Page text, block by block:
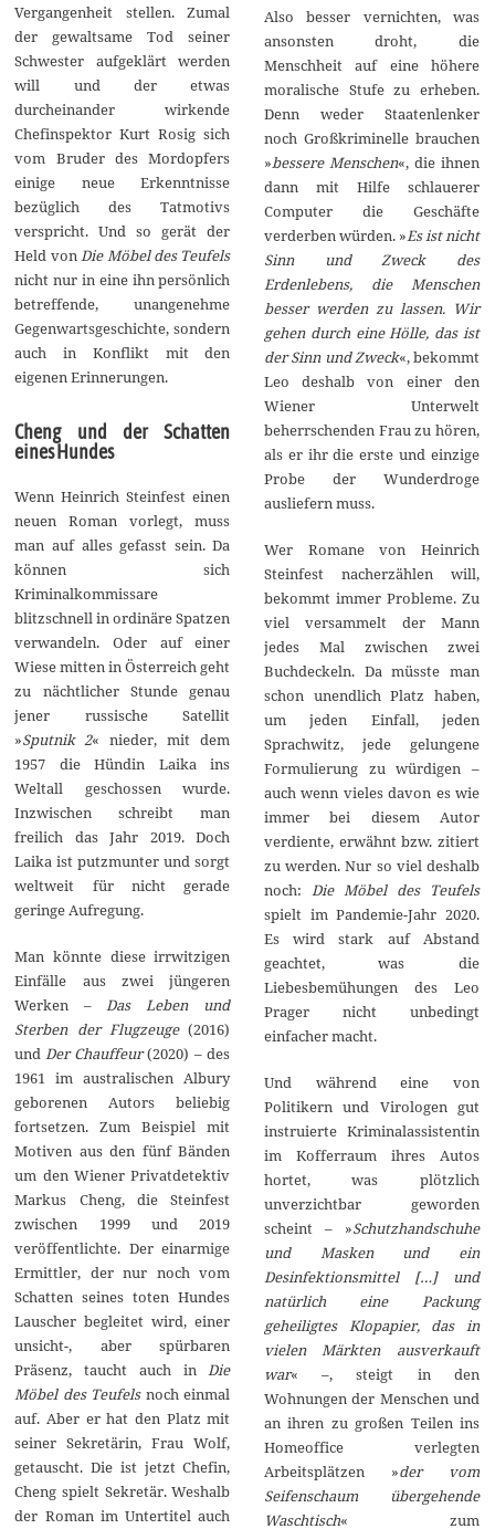
Vergangenheit stellen. Zumal
der gewaltsame Tod seiner
Schwester aufgeklärt werden
will und der etwas
durcheinander wirkende
Chefinspektor Kurt Rosig sich
vom Bruder des Mordopfers
einige neue Erkenntnisse
bezüglich des Tatmotivs
verspricht. Und so gerät der
Held vonDie Möbel des Teufels
nicht nur in eine ihn persönlich
betreffende, unangenehme
Gegenwartsgeschichte, sondern
auch in Konflikt mit den
eigenen Erinnerungen.
Cheng und der Schatten
eines Hundes
Wenn Heinrich Steinfest einen
neuen Roman vorlegt, muss
man auf alles gefasst sein. Da
können sich
Kriminalkommissare
blitzschnell in ordinäre Spatzen
verwandeln. Oder auf einer
Wiese mitten in Österreich geht
zu nächtlicher Stunde genau
jener russische Satellit
»Sputnik 2« nieder, mit dem
1957 die Hündin Laika ins
Weltall geschossen wurde.
Inzwischen schreibt man
freilich das Jahr 2019. Doch
Laika ist putzmunter und sorgt
weltweit für nicht gerade
geringe Aufregung.
Man könnte diese irrwitzigen
Einfälle aus zwei jüngeren
Werken –Das Leben und
Sterben der Flugzeuge(2016)
undDer Chauffeur(2020) – des
1961 im australischen Albury
geborenen Autors beliebig
fortsetzen. Zum Beispiel mit
Motiven aus den fünf Bänden
um den Wiener Privatdetektiv
Markus Cheng, die Steinfest
zwischen 1999 und 2019
veröffentlichte. Der einarmige
Ermittler, der nur noch vom
Schatten seines toten Hundes
Lauscher begleitet wird, einer
unsicht-, aber spürbaren
Präsenz, taucht auch inDie
Möbel des Teufelsnoch einmal
auf. Aber er hat den Platz mit
seiner Sekretärin, Frau Wolf,
getauscht. Die ist jetzt Chefin,
Cheng spielt Sekretär. Weshalb
der Roman im Untertitel auch
Also besser vernichten, was
ansonsten droht, die
Menschheit auf eine höhere
moralische Stufe zu erheben.
Denn weder Staatenlenker
noch Großkriminelle brauchen
»bessere Menschen«, die ihnen
dann mit Hilfe schlauerer
Computer die Geschäfte
verderben würden. »Es ist nicht
Sinn und Zweck des
Erdenlebens, die Menschen
besser werden zu lassen. Wir
gehen durch eine Hölle, das ist
der Sinn und Zweck«, bekommt
Leo deshalb von einer den
Wiener Unterwelt
beherrschenden Frau zu hören,
als er ihr die erste und einzige
Probe der Wunderdroge
ausliefern muss.
Wer Romane von Heinrich
Steinfest nacherzählen will,
bekommt immer Probleme. Zu
viel versammelt der Mann
jedes Mal zwischen zwei
Buchdeckeln. Da müsste man
schon unendlich Platz haben,
um jeden Einfall, jeden
Sprachwitz, jede gelungene
Formulierung zu würdigen –
auch wenn vieles davon es wie
immer bei diesem Autor
verdiente, erwähnt bzw. zitiert
zu werden. Nur so viel deshalb
noch:
Die Möbel des Teufels
spielt im Pandemie-Jahr 2020.
Es wird stark auf Abstand
geachtet, was die
Liebesbemühungen des Leo
Prager nicht unbedingt
einfacher macht.
Und während eine von
Politikern und Virologen gut
instruierte Kriminalassistentin
im Kofferraum ihres Autos
hortet, was plötzlich
unverzichtbar geworden
scheint – »Schutzhandschuhe
und Masken und ein
Desinfektionsmittel […] und
natürlich eine Packung
geheiligtes Klopapier, das in
vielen Märkten ausverkauft
war« –, steigt in den
Wohnungen der Menschen und
an ihren zu großen Teilen ins
Homeoffice verlegten
Arbeitsplätzen »der vom
Seifenschaum übergehende
Waschtisch« zum